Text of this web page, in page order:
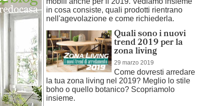
in cosa consiste, quali prodotti rientrano
nell'agevolazione e come richiederla.
Quali sono i nuovi
trend 2019 per la
zona living
29 marzo 2019
Come dovresti arredare
la tua zona living nel 2019? Meglio lo stile
boho o quello botanico? Scopriamolo
insieme.